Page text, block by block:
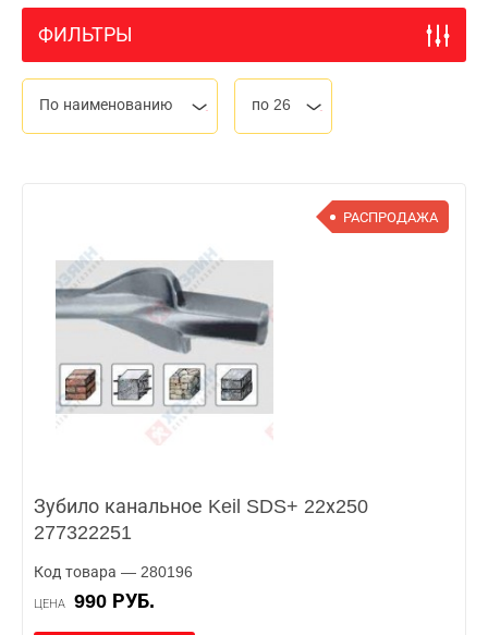
ФИЛЬТРЫ
По наименованию по 26
РАСПРОДАЖА
Зубило канальное Keil SDS+ 22х250
277322251
Код товара — 280196
ЦЕНА 990 РУБ.